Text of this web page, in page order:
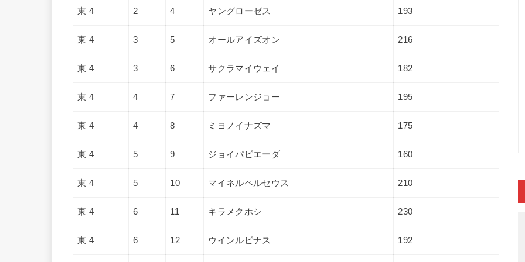
東 4 2 4 ヤングローゼス 193
東 4 3 5 オールアイズオン 216
東 4 3 6 サクラマイウェイ 182
東 4 4 7 ファーレンジョー 195
東 4 4 8 ミヨノイナズマ 175
東 4 5 9 ジョイパピエーダ 160
東 4 5 10 マイネルペルセウス 210
東 4 6 11 キラメクホシ 230
東 4 6 12 ウインルピナス 192